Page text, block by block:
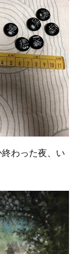
終わった夜、い